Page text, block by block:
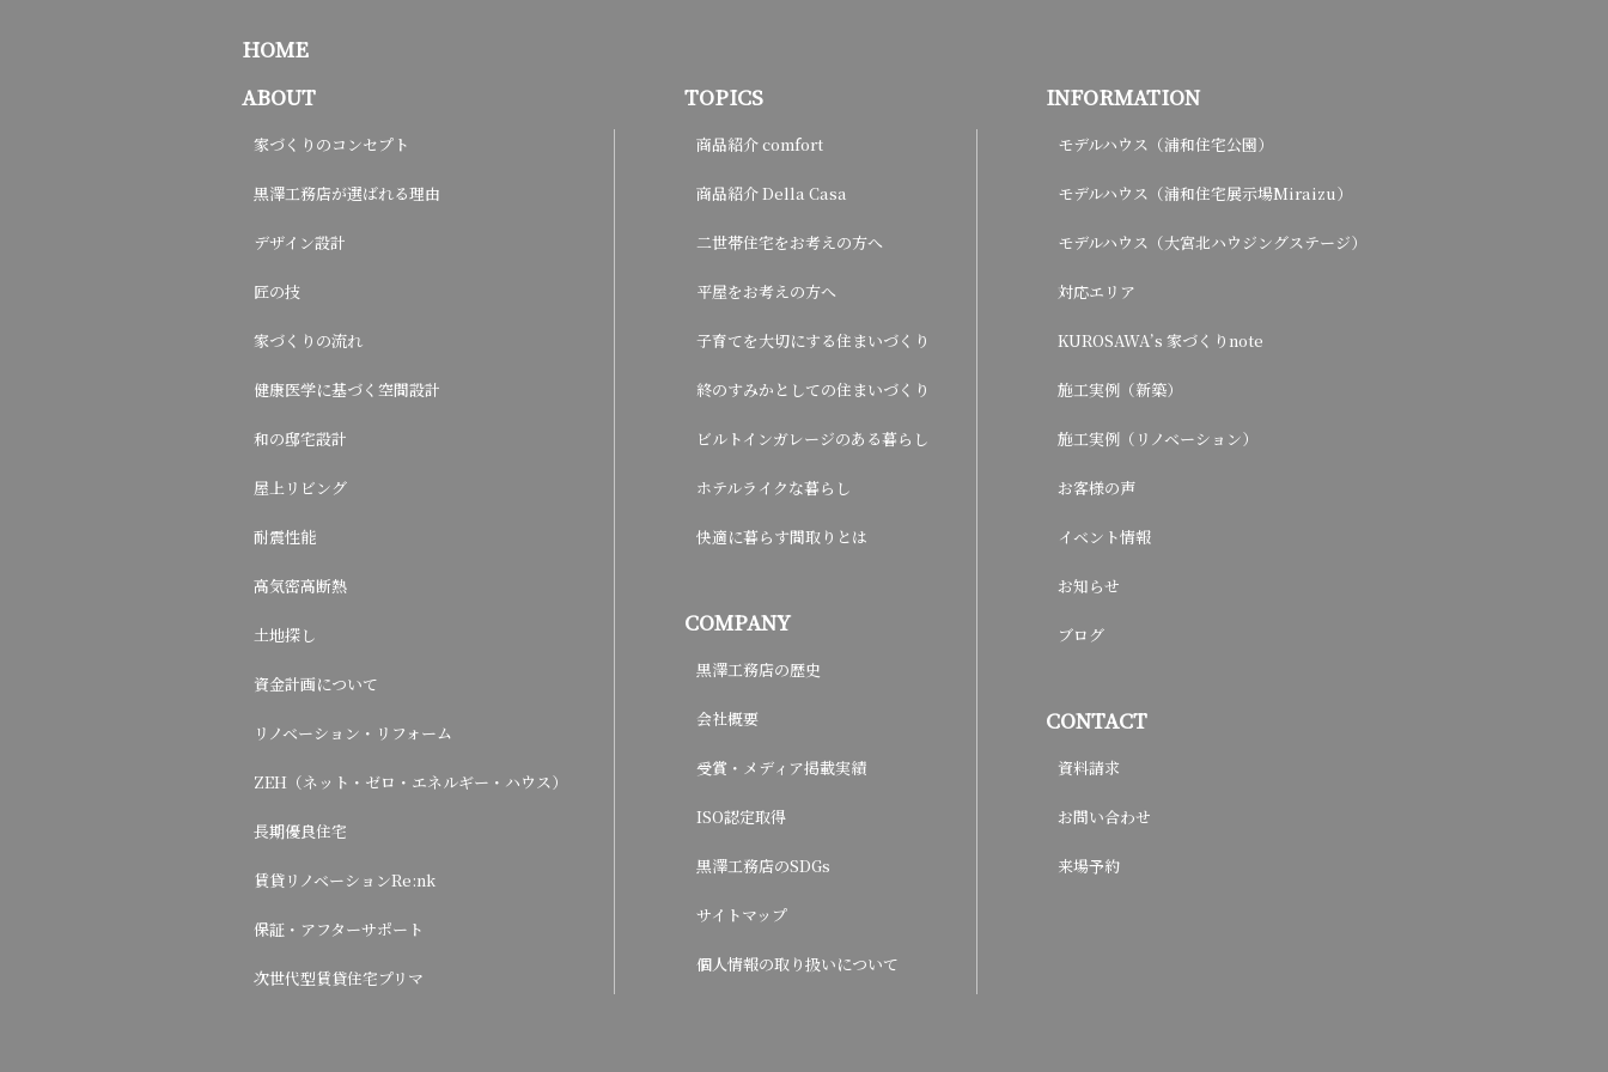
HOME
ABOUT
家づくりのコンセプト
黒澤工務店が選ばれる理由
デザイン設計
匠の技
家づくりの流れ
健康医学に基づく空間設計
和の邸宅設計
屋上リビング
耐震性能
高気密高断熱
土地探し
資金計画について
リノベーション・リフォーム
ZEH（ネット・ゼロ・エネルギー・ハウス）
長期優良住宅
賃貸リノベーションRe:nk
保証・アフターサポート
次世代型賃貸住宅プリマ
TOPICS
商品紹介 comfort
商品紹介 Della Casa
二世帯住宅をお考えの方へ
平屋をお考えの方へ
子育てを大切にする住まいづくり
終のすみかとしての住まいづくり
ビルトインガレージのある暮らし
ホテルライクな暮らし
快適に暮らす間取りとは
COMPANY
黒澤工務店の歴史
会社概要
受賞・メディア掲載実績
ISO認定取得
黒澤工務店のSDGs
サイトマップ
個人情報の取り扱いについて
INFORMATION
モデルハウス（浦和住宅公園）
モデルハウス（浦和住宅展示場Miraizu）
モデルハウス（大宮北ハウジングステージ）
対応エリア
KUROSAWA’s 家づくりnote
施工実例（新築）
施工実例（リノベーション）
お客様の声
イベント情報
お知らせ
ブログ
CONTACT
資料請求
お問い合わせ
来場予約